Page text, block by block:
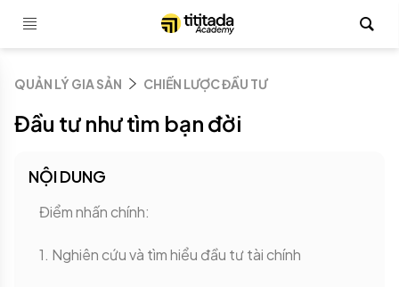
QUẢN LÝ GIA SẢN CHIẾN LƯỢC ĐẦU TƯ
Đầu tư như tìm bạn đời
NỘI DUNG
Điểm nhấn chính:
1. Nghiên cứu và tìm hiểu đầu tư tài chính